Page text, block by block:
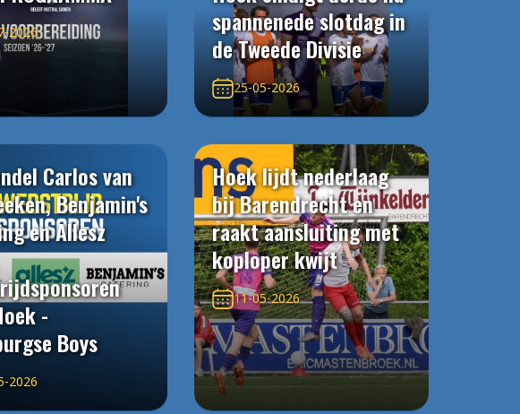
2026
spannenede slotdag in
de Tweede Divisie
25-05-2026
Carlos van
Benjamin's
en Allesz
-
Boys
2026
Hoek lijdt nederlaag
bij Barendrecht en
raakt aansluiting met
koploper kwijt
11-05-2026